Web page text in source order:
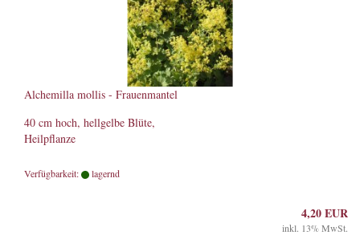
Alchemilla mollis - Frauenmantel
40 cm hoch, hellgelbe Blüte,
Heilpflanze
Verfügbarkeit: lagernd
4,20 EUR
inkl. 13% MwSt.